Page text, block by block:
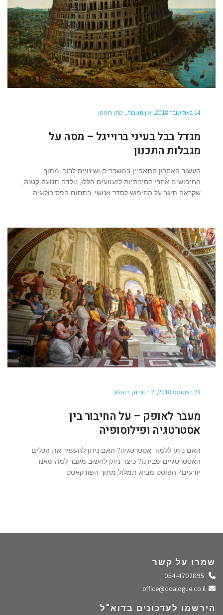
14 באוקטובר 2018 אין תגובות מתן רוטמן
מגדל בבל בעיני ברוייגל – מסה על
מגבלות התכנון
העשור האחרון התאפיין במשברים ושינויים לרוב. מתוך
החיפושים אחרי הסיבתיות לזעזועים הללו, נולדה תנועה קטנה,
שקראה תיגר על החיפוש לסדר אנושי. בתחום הפסיכולוגיה
28 באוגוסט 2018 2 תגובות דואלוג
מעבר לאופק – על החיבור בין
אסטרטגיה ופילוסופיה
האם ניתן ללמוד אסטרטגיה? האם ניתן להעשיר את הכלים
האסטרטגיים שבידנו? כיצד ניתן לחשוב מעבר למה שאנו
יודעים? הפוסט מביא תמלול מתוך הפודקאסט
שמרו על קשר
התקשרו אלינו
שלחו מייל
הירשמו לעדכונים בדוא"ל